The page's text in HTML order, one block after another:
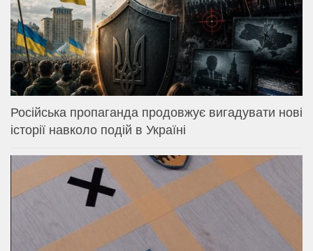
Російська пропаганда продовжує вигадувати нові
історії навколо подій в Україні